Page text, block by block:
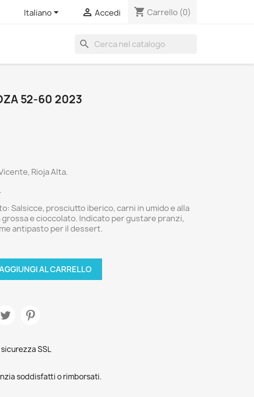
Italiano  Accedi shopping_cart Carrello (0)
search
52-60 2023
Rioja Alta.
Salsicce, prosciutto iberico, carni in umido e alla
e cioccolato. Indicato per gustare pranzi,
antipasto per il dessert.
AL CARRELLO
SSL
soddisfatti o rimborsati.